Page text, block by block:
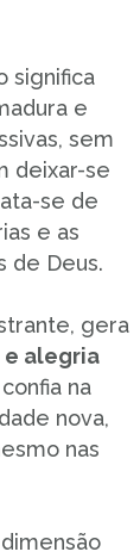
significa
e
sem
deixar-se
se de
e as
de Deus.
gera
e alegria
na
nova,
nas